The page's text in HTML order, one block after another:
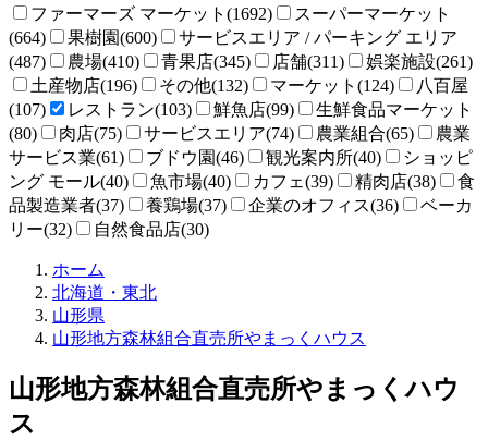
ファーマーズ マーケット(1692)
スーパーマーケット
(664)
果樹園(600)
サービスエリア / パーキング エリア
(487)
農場(410) 青果店(345) 店舗(311)
娯楽施設(261)
土産物店(196)
その他(132) マーケット(124)
八百屋
(107)
レストラン(103) 鮮魚店(99)
生鮮食品マーケット
(80)
肉店(75) サービスエリア(74) 農業組合(65)
農業
サービス業(61)
ブドウ園(46) 観光案内所(40)
ショッピ
ング モール(40)
魚市場(40) カフェ(39) 精肉店(38)
食
品製造業者(37)
養鶏場(37) 企業のオフィス(36)
ベーカ
リー(32)
自然食品店(30)
ホーム
売
ね
と
北海道・東北
山形県
山形地方森林組合直売所やまっくハウス
山形地方森林組合直売所やまっくハウ
ス